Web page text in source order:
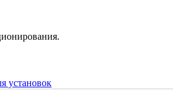
установок